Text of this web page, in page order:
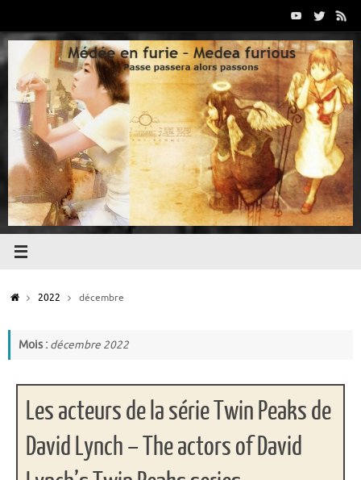
contenu
Accueil
2022 décembre
Mois : décembre 2022
Les acteurs de la série Twin Peaks de
David Lynch – The actors of David